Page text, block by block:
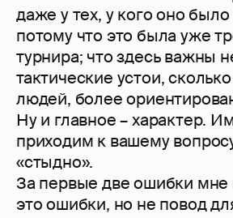
даже у тех, у кого оно
потому что это была уже
турнира; что здесь важны
тактические устои,
людей, более
Ну и главное – характер.
приходим к вашему
«стыдно».
За первые две ошибки мне
это ошибки, но не повод